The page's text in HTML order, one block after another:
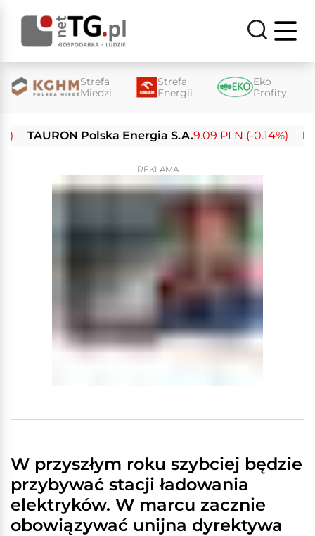
Strefa
Miedzi
Strefa
Energii
Eko
Profity
Polska Energia S.A.9.09 PLN (-0.14%) Enea
REKLAMA
W przyszłym roku szybciej będzie
przybywać stacji ładowania
elektryków. W marcu zacznie
obowiązywać unijna dyrektywa